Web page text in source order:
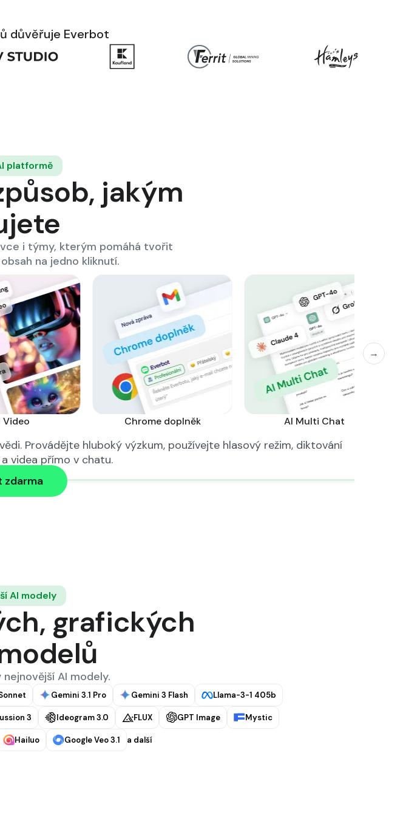
důvěřuje Everbot
platformě
jakým
i týmy, kterým pomáhá tvořit
na jedno kliknutí.
Video Chrome doplněk AI Multi Chat
→
Provádějte hluboký výzkum, používejte hlasový režim, diktování
videa přímo v chatu.
zdarma
AI modely
grafických
AI modely.
Gemini 3.1 Pro Gemini 3 Flash Llama-3-1 405b
3 Ideogram 3.0 FLUX GPT Image Mystic
Hailuo Google Veo 3.1 a další